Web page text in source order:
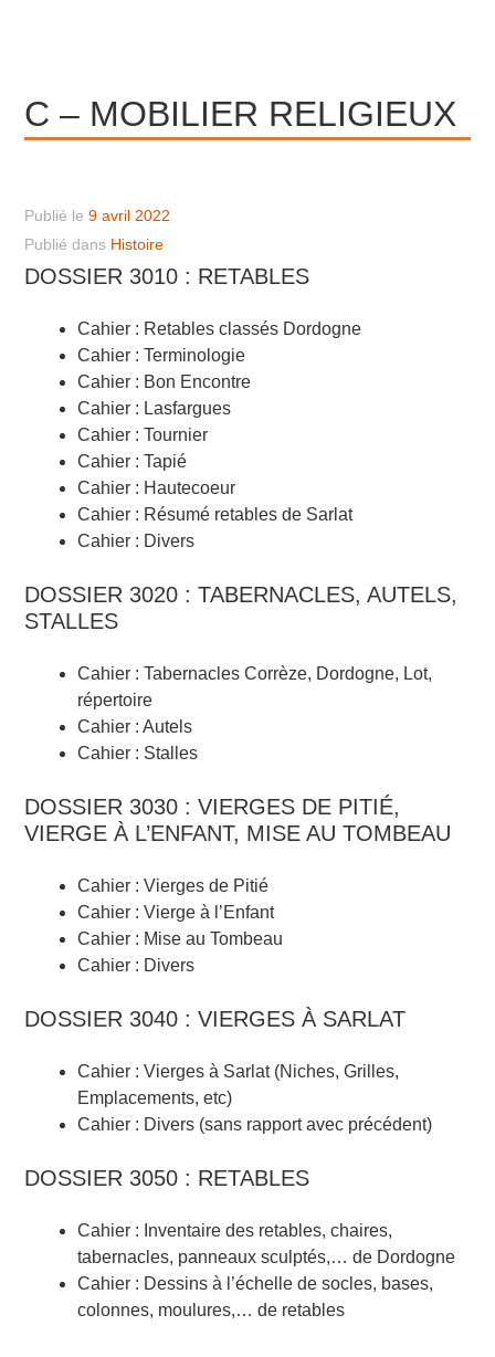
C – MOBILIER RELIGIEUX
Publié le9 avril 2022
Publié dans Histoire
DOSSIER 3010 : RETABLES
Cahier : Retables classés Dordogne
Cahier : Terminologie
Cahier : Bon Encontre
Cahier : Lasfargues
Cahier : Tournier
Cahier : Tapié
Cahier : Hautecoeur
Cahier : Résumé retables de Sarlat
Cahier : Divers
DOSSIER 3020 : TABERNACLES, AUTELS,
STALLES
Cahier : Tabernacles Corrèze, Dordogne, Lot,
répertoire
Cahier : Autels
Cahier : Stalles
DOSSIER 3030 : VIERGES DE PITIÉ,
VIERGE À L’ENFANT, MISE AU TOMBEAU
Cahier : Vierges de Pitié
Cahier : Vierge à l’Enfant
Cahier : Mise au Tombeau
Cahier : Divers
DOSSIER 3040 : VIERGES À SARLAT
Cahier : Vierges à Sarlat (Niches, Grilles,
Emplacements, etc)
Cahier : Divers (sans rapport avec précédent)
DOSSIER 3050 : RETABLES
Cahier : Inventaire des retables, chaires,
tabernacles, panneaux sculptés,… de Dordogne
Cahier : Dessins à l’échelle de socles, bases,
colonnes, moulures,… de retables